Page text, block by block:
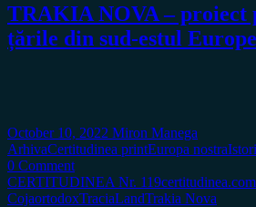
TRAKIA NOVA – proiect
țările din sud-estul
October 10, 2022 Miron Manega
ArhivaCertitudinea printEuropa nostra
0 Comment
CERTITUDINEA Nr. 119certitudinea.com
CojaortodoxTraciaLandTrakia Nova